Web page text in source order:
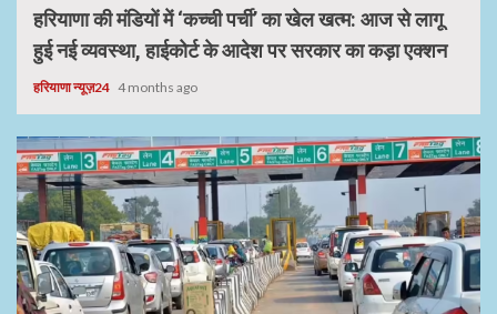
हरियाणा की मंडियों में ‘कच्ची पर्ची’ का खेल खत्म: आज से लागू
हुई नई व्यवस्था, हाईकोर्ट के आदेश पर सरकार का कड़ा एक्शन
हरियाणा न्यूज़24 4 months ago